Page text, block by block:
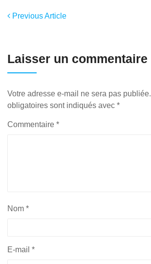
Previous Article
Laisser un commentaire
Votre adresse e-mail ne sera pas publiée.
obligatoires sont indiqués avec *
Commentaire *
Nom *
E-mail *